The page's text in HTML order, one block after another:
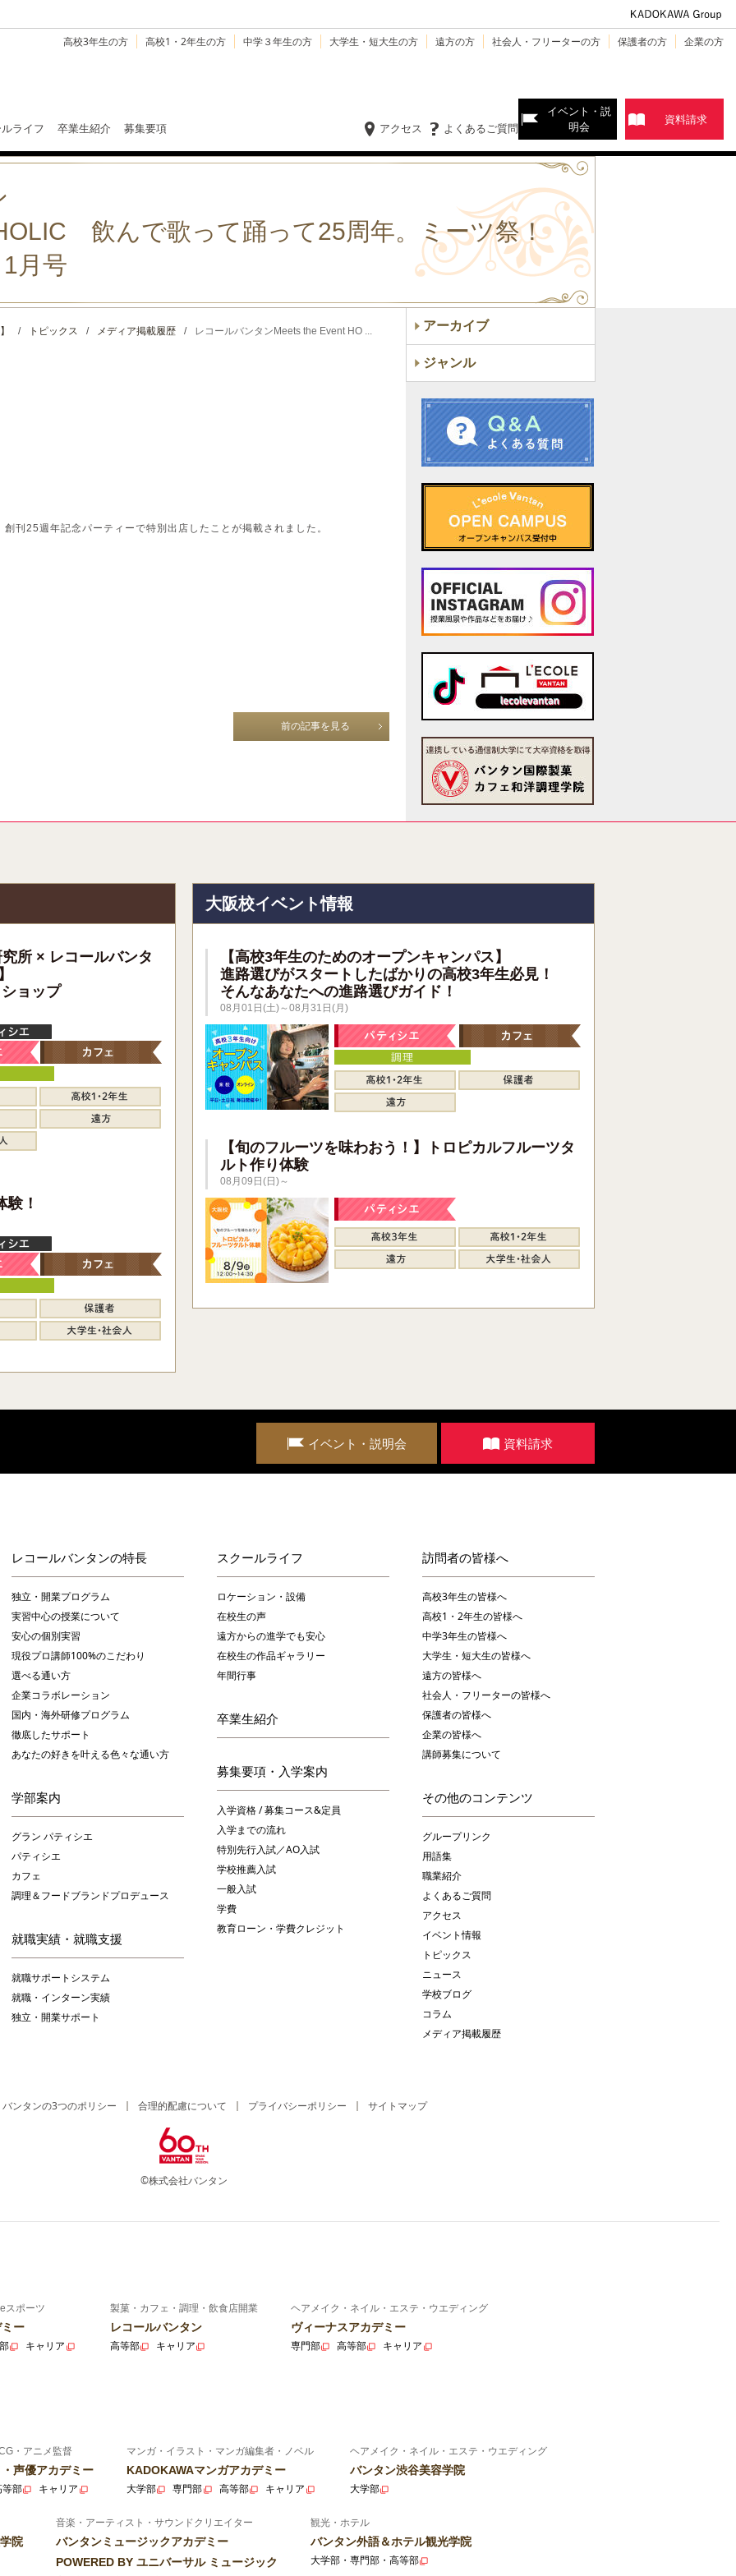
高校3年生の方 高校1・2年生の方 中学３年生の方 大学生・短大生の方 遠方の方 社会人・フリーターの方 保護者の方 企業の方
ライフ 卒業生紹介 募集要項 よくあるご質問
アクセス
イベント・説
明会
資料請求
飲んで歌って踊って25周年。ミーツ祭！
月号
/ トピックス / メディア掲載履歴 / レコールバンタンMeets the Event HO ...
刊25週年記念パーティーで特別出店したことが掲載されました。
前の記事を見る
アーカイブ
ジャンル
所 × レコールバンタ
ョップ
！
大阪校イベント情報
【高校3年生のためのオープンキャンパス】
進路選びがスタートしたばかりの高校3年生必見！
そんなあなたへの進路選びガイド！
08月01日(土)～08月31日(月)
【旬のフルーツを味わおう！】トロピカルフルーツタ
ルト作り体験
08月09日(日)～
イベント・説明会 資料請求
レコールバンタンの特長
独立・開業プログラム
実習中心の授業について
安心の個別実習
現役プロ講師100%のこだわり
選べる通い方
企業コラボレーション
国内・海外研修プログラム
徹底したサポート
あなたの好きを叶える⾊々な通い⽅
学部案内
グラン パティシエ
パティシエ
カフェ
調理＆フードブランドプロデュース
就職実績・就職支援
就職サポートシステム
就職・インターン実績
独立・開業サポート
スクールライフ
ロケーション・設備
在校生の声
遠方からの進学でも安心
在校生の作品ギャラリー
年間行事
卒業生紹介
募集要項・入学案内
入学資格 / 募集コース&定員
入学までの流れ
特別先行入試／AO入試
学校推薦入試
一般入試
学費
教育ローン・学費クレジット
訪問者の皆様へ
高校3年生の皆様へ
高校1・2年生の皆様へ
中学3年生の皆様へ
大学生・短大生の皆様へ
遠方の皆様へ
社会人・フリーターの皆様へ
保護者の皆様へ
企業の皆様へ
講師募集について
その他のコンテンツ
グループリンク
用語集
職業紹介
よくあるご質問
アクセス
イベント情報
トピックス
ニュース
学校ブログ
コラム
メディア掲載履歴
バンタンの3つのポリシー 合理的配慮について プライバシーポリシー サイトマップ
©株式会社バンタン
スポーツ
ー
キャリア
製菓・カフェ・調理・飲食店開業
レコールバンタン
高等部 キャリア
ヘアメイク・ネイル・エステ・ウエディング
ヴィーナスアカデミー
専門部 高等部 キャリア
・アニメ監督
声優アカデミー
等部 キャリア
マンガ・イラスト・マンガ編集者・ノベル
KADOKAWAマンガアカデミー
大学部 専門部 高等部 キャリア
ヘアメイク・ネイル・エステ・ウエディング
バンタン渋谷美容学院
大学部
院
音楽・アーティスト・サウンドクリエイター
バンタンミュージックアカデミー
POWERED BY ユニバーサル ミュージック
観光・ホテル
バンタン外語＆ホテル観光学院
大学部・専門部・高等部